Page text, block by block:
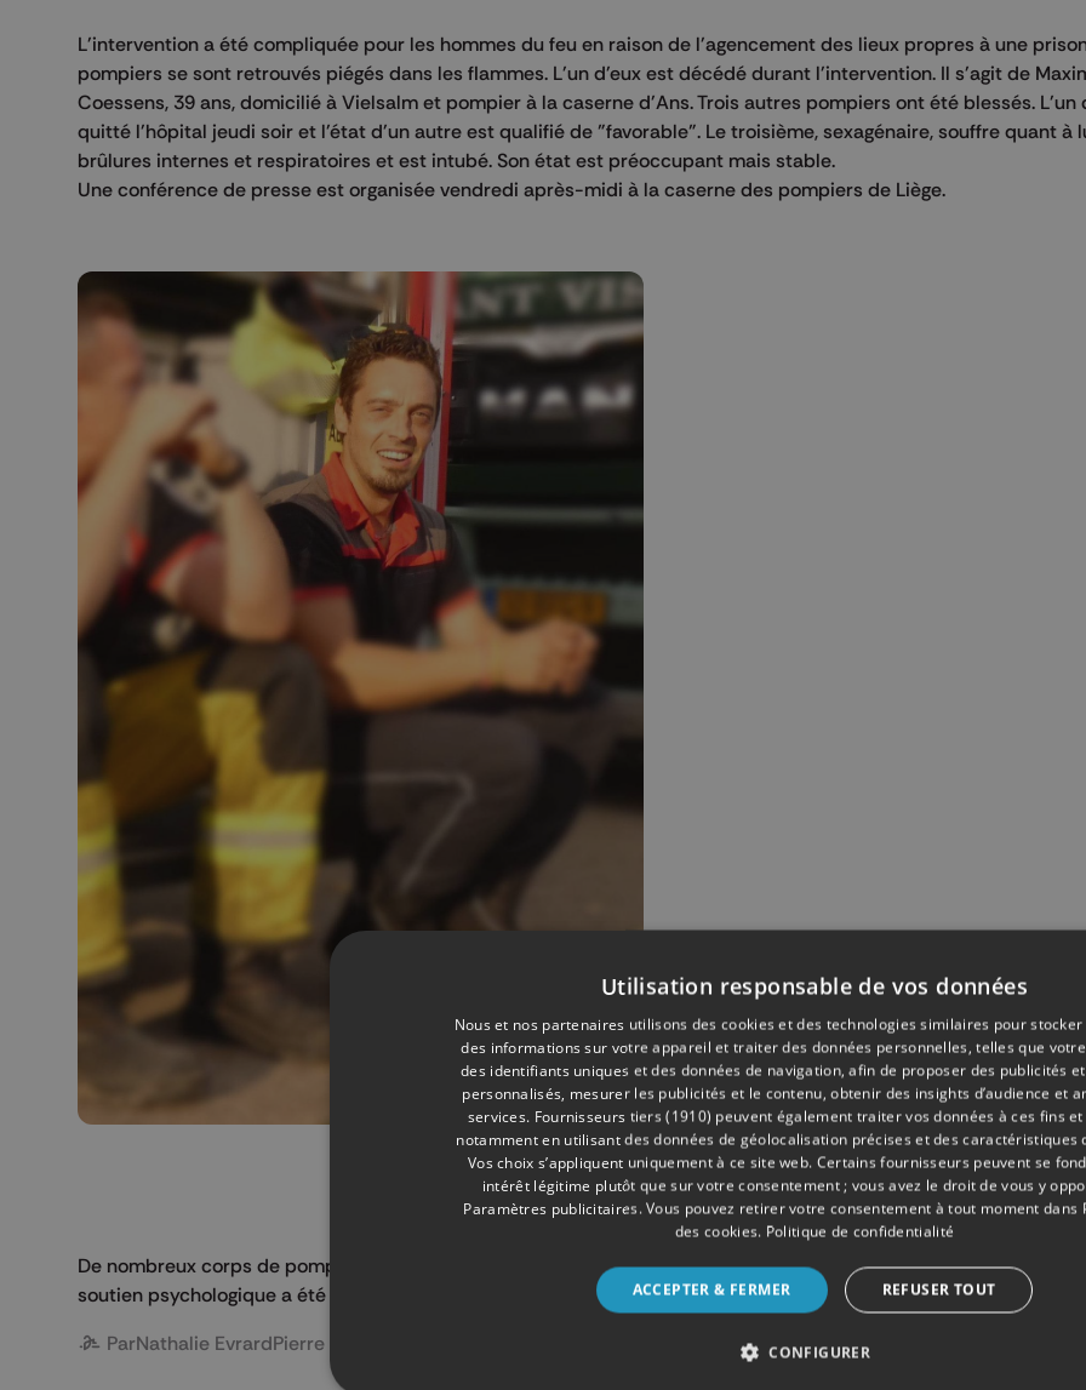
L'intervention a été compliquée pour les hommes du feu en raison de l'agencement des lieux propres à une
pompiers se sont retrouvés piégés dans les flammes. L'un d'eux est décédé durant l'intervention. Il s'agit de
Coessens, 39 ans, domicilié à Vielsalm et pompier à la caserne d'Ans. Trois autres pompiers ont été blessés. L'un
quitté l'hôpital jeudi soir et l'état d'un autre est qualifié de "favorable". Le troisième, sexagénaire, souffre quant à
brûlures internes et respiratoires et est intubé. Son état est préoccupant mais stable.
Une conférence de presse est organisée vendredi après-midi à la caserne des pompiers de Liège.
De nombreux corps de pompiers du pays ont manifesté leur solidarité à la suite du décès de leur collègue. Une
soutien psychologique a été mise en place.
ParNathalie EvrardPierre Jacquet
Utilisation responsable de vos données
Nous et nos partenaires utilisons des cookies et des technologies similaires pour
des informations sur votre appareil et traiter des données personnelles, telles que votre
des identifiants uniques et des données de navigation, afin de proposer des publicités
personnalisés, mesurer les publicités et le contenu, obtenir des insights d’audience et
services. Fournisseurs tiers (1910) peuvent également traiter vos données à ces fins et
notamment en utilisant des données de géolocalisation précises et des caractéristiques
Vos choix s’appliquent uniquement à ce site web. Certains fournisseurs peuvent se
intérêt légitime plutôt que sur votre consentement ; vous avez le droit de vous y
Paramètres publicitaires. Vous pouvez retirer votre consentement à tout moment dans
des cookies. Politique de confidentialité
ACCEPTER & FERMER REFUSER TOUT
CONFIGURER